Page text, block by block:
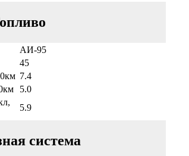
АИ-95
45
7.4
5.0
5.9
система